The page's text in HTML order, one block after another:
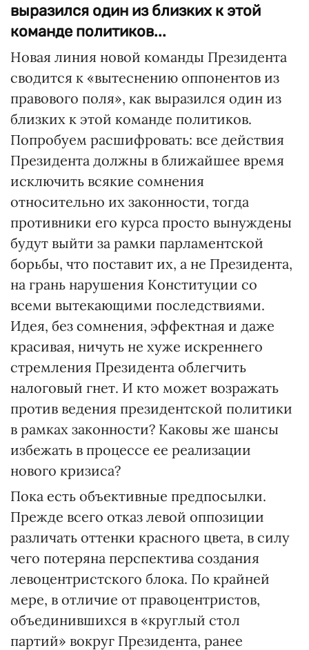
выразился один из близких к этой
команде политиков...
Новая линия новой команды Президента
сводится к «вытеснению оппонентов из
правового поля», как выразился один из
близких к этой команде политиков.
Попробуем расшифровать: все действия
Президента должны в ближайшее время
исключить всякие сомнения
относительно их законности, тогда
противники его курса просто вынуждены
будут выйти за рамки парламентской
борьбы, что поставит их, а не Президента,
на грань нарушения Конституции со
всеми вытекающими последствиями.
Идея, без сомнения, эффектная и даже
красивая, ничуть не хуже искреннего
стремления Президента облегчить
налоговый гнет. И кто может возражать
против ведения президентской политики
в рамках законности? Каковы же шансы
избежать в процессе ее реализации
нового кризиса?
Пока есть объективные предпосылки.
Прежде всего отказ левой оппозиции
различать оттенки красного цвета, в силу
чего потеряна перспектива создания
левоцентристского блока. По крайней
мере, в отличие от правоцентристов,
объединившихся в «круглый стол
партий» вокруг Президента, ранее